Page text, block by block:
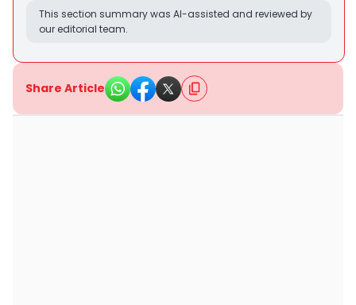
This section summary was AI-assisted and reviewed by
our editorial team.
Share Article